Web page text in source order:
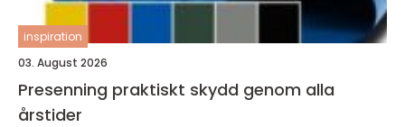
inspiration
03. August 2026
Presenning praktiskt skydd genom alla
årstider